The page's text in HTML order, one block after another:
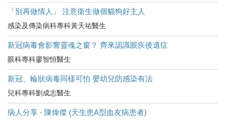
「別再做情人」 注意衞生做個貓狗好主人
感染及傳染病科專科黃天祐醫生
新冠病毒會影響靈魂之窗？ 齊來認識眼疾後遺症
眼科專科廖智恒醫生
新冠、輪狀病毒同樣可怕 嬰幼兒防感染有法
兒科專科劉成志醫生
病人分享 - 陳偉傑 (天生患A型血友病患者)